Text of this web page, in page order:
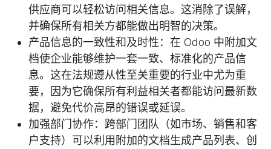
供应商可以轻松访问相关信息。这消除了误解，
并确保所有相关方都能做出明智的决策。
产品信息的一致性和及时性：在 Odoo 中附加文
档使企业能够维护一套一致、标准化的产品信
息。这在法规遵从性至关重要的行业中尤为重
要，因为它确保所有利益相关者都能访问最新数
据，避免代价高昂的错误或延误。
加强部门协作：跨部门团队（如市场、销售和客
户支持）可以利用附加的文档生成产品列表、创